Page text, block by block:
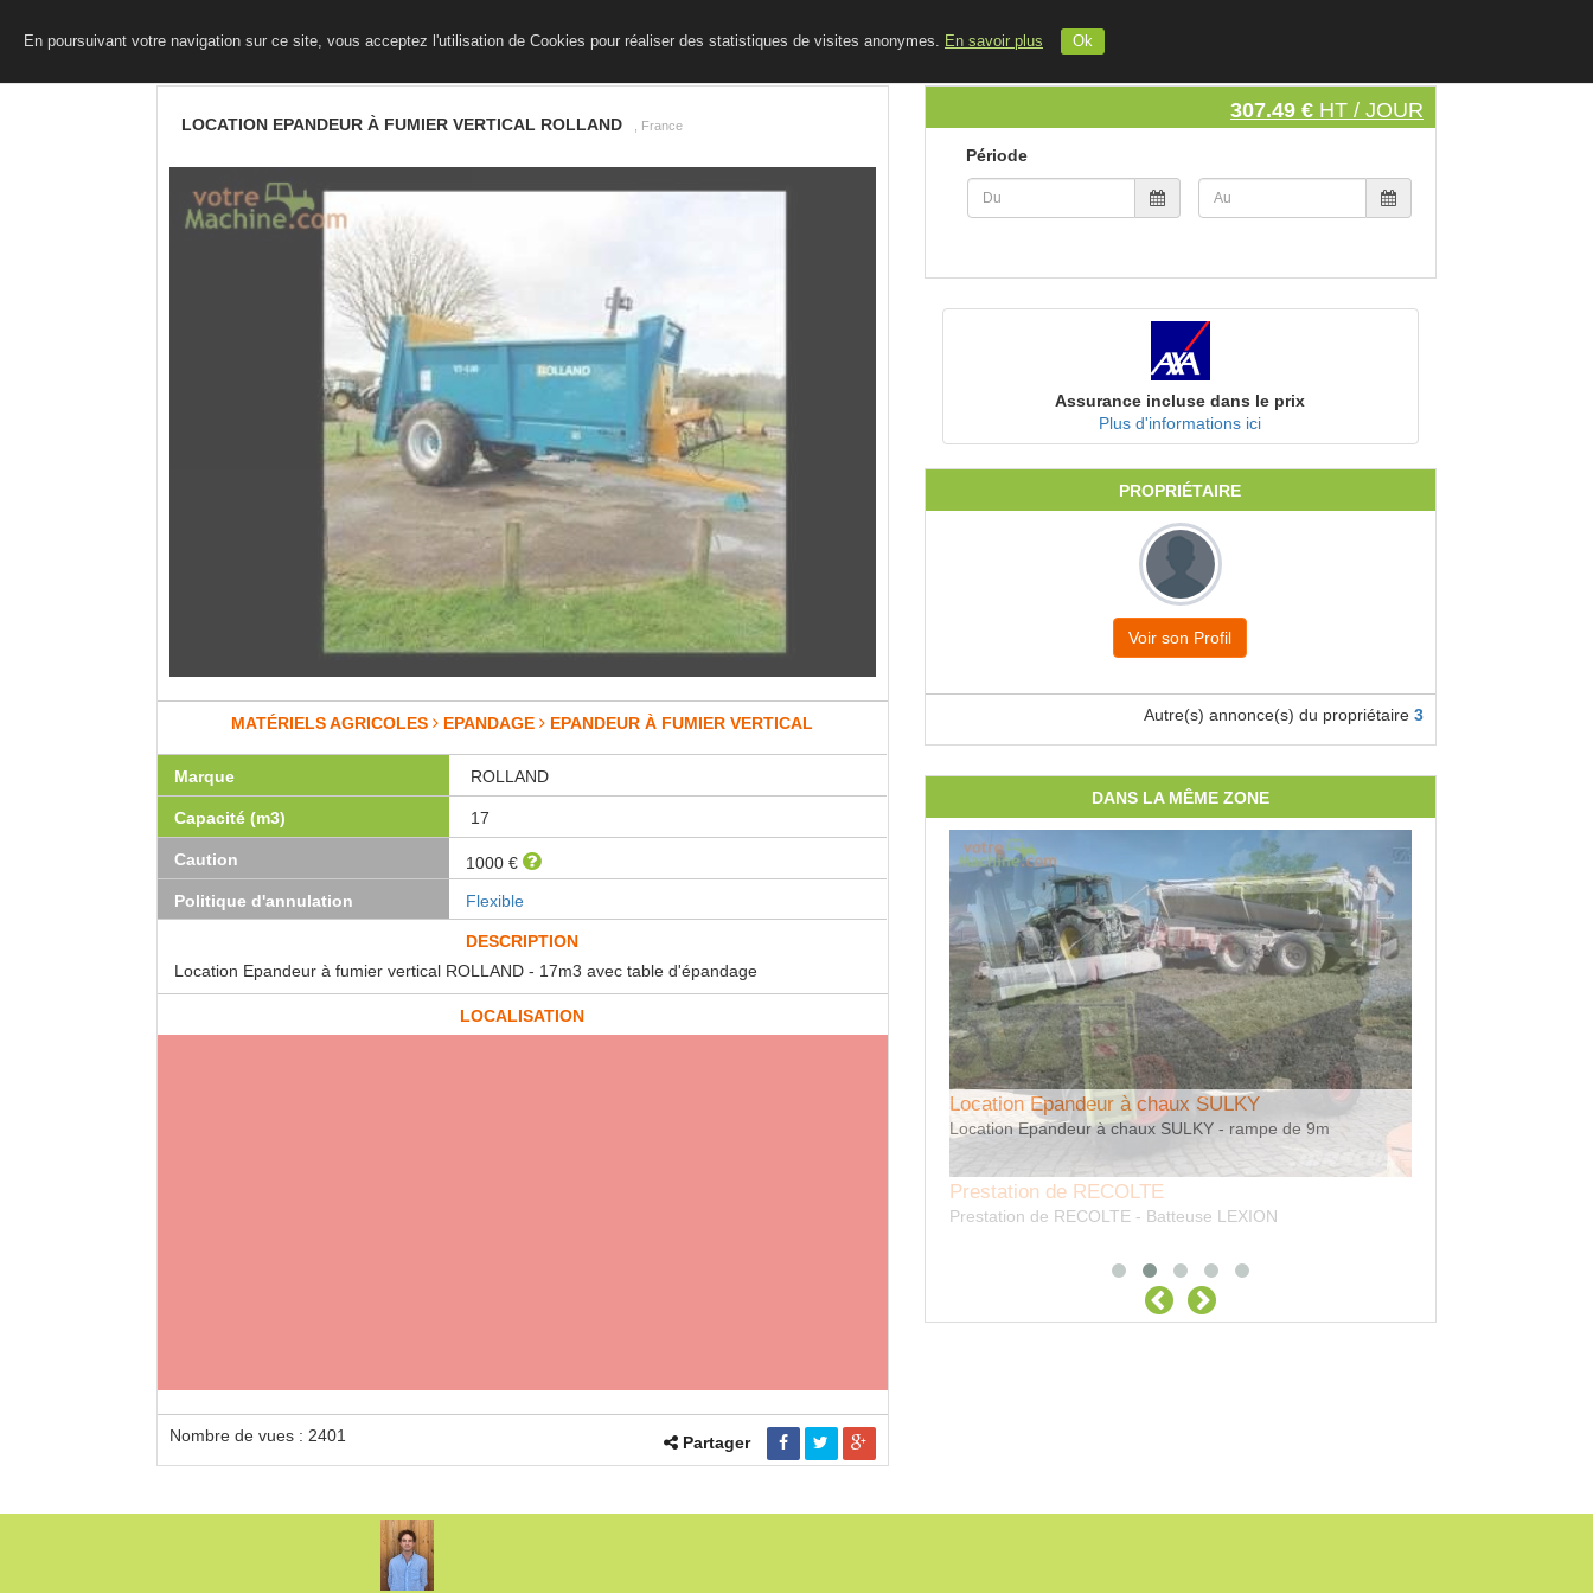
INSCRIVEZ VOTRE MATERIEL
En poursuivant votre navigation sur ce site, vous acceptez l'utilisation de Cookies pour réaliser des statistiques de visites anonymes. En savoir plus Ok
LOCATION EPANDEUR À FUMIER VERTICAL ROLLAND , France
MATÉRIELS AGRICOLES EPANDAGE EPANDEUR À FUMIER VERTICAL
Marque ROLLAND
Capacité (m3) 17
Caution
1000 €
Politique d'annulation
Flexible
DESCRIPTION
Location Epandeur à fumier vertical ROLLAND - 17m3 avec table d'épandage
LOCALISATION
Nombre de vues : 2401 Partager
307.49 € HT / JOUR
Période
Assurance incluse dans le prix
Plus d'informations ici
PROPRIÉTAIRE
Voir son Profil
Autre(s) annonce(s) du propriétaire 3
DANS LA MÊME ZONE
Prestation de RECOLTE
Prestation de RECOLTE - Batteuse LEXION
Location Epandeur à chaux SULKY
Location Epandeur à chaux SULKY - rampe de 9m